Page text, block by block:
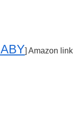
] Amazon link